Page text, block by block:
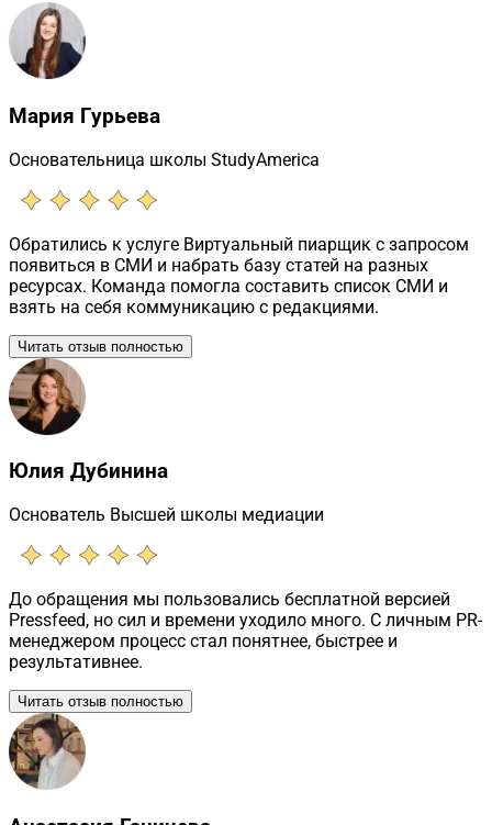
Мария Гурьева
Основательница школы StudyAmerica
Обратились к услуге Виртуальный пиарщик с запросом
появиться в СМИ и набрать базу статей на разных
ресурсах. Команда помогла составить список СМИ и
взять на себя коммуникацию с редакциями.
Читать отзыв полностью
Юлия Дубинина
Основатель Высшей школы медиации
До обращения мы пользовались бесплатной версией
Pressfeed, но сил и времени уходило много. С личным PR-
менеджером процесс стал понятнее, быстрее и
результативнее.
Читать отзыв полностью